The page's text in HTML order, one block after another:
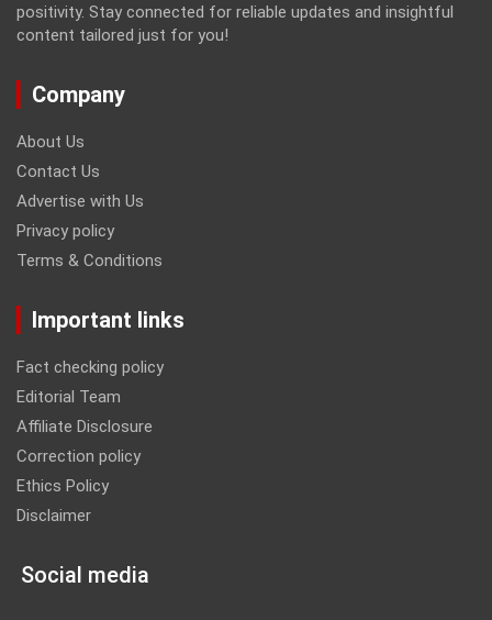
positivity. Stay connected for reliable updates and insightful
content tailored just for you!
Company
About Us
Contact Us
Advertise with Us
Privacy policy
Terms & Conditions
Important links
Fact checking policy
Editorial Team
Affiliate Disclosure
Correction policy
Ethics Policy
Disclaimer
Social media